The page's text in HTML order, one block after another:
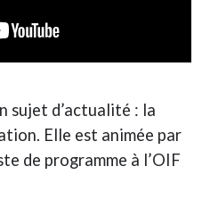
sujet d’actualité : la
Elle est animée par
de programme à l’OIF